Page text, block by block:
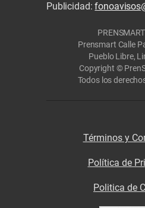
Publicidad:
Prensmart Calle
Pueblo Libre,
Copyright ©
Todos los
Términos y
Política de
Politica de